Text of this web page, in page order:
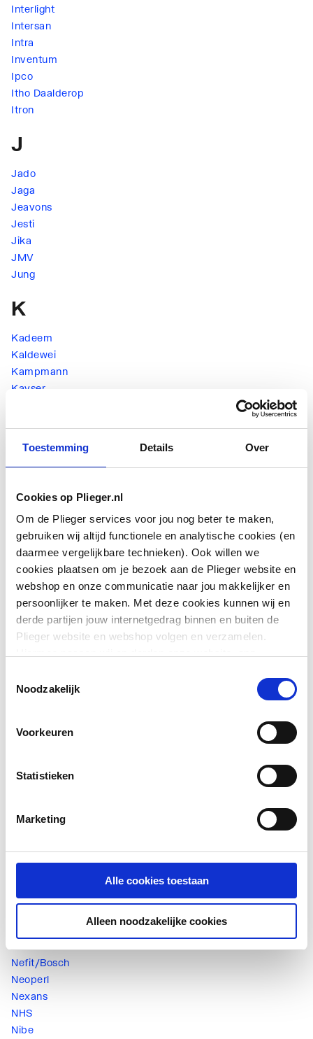
Toestemming Details Over
Cookies op Plieger.nl
Om de Plieger services voor jou nog beter te maken,
gebruiken wij altijd functionele en analytische cookies (en
daarmee vergelijkbare technieken). Ook willen we
cookies plaatsen om je bezoek aan de Plieger website en
webshop en onze communicatie naar jou makkelijker en
persoonlijker te maken. Met deze cookies kunnen wij en
derde partijen jouw internetgedrag binnen en buiten de
Plieger website en webshop volgen en verzamelen.
We slaan je cookievoorkeur op in je browser.
Noodzakelijk
Voorkeuren
Statistieken
Marketing
Alle cookies toestaan
Alleen noodzakelijke cookies
Interlight
Intersan
Intra
Inventum
Ipco
Itho Daalderop
Itron
J
Jado
Jaga
Jeavons
Jesti
Jika
JMV
Jung
K
Kadeem
Kaldewei
Kampmann
Kayser
KlikAan KlikUit
Kludi
Kryoclim
L
Laufen
LED's work
Leister
Loctite
M
Magnum
Metaloterm
MUT
N
Nebo
Nefit/Bosch
Neoperl
Nexans
NHS
Nibe